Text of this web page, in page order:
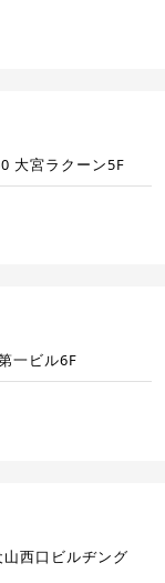
大宮ラクーン5F
一ビル6F
西口ビルヂング